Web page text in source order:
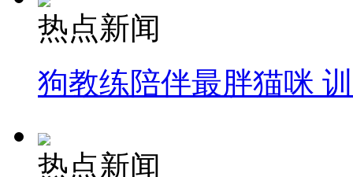
热点新闻
狗教练陪伴最胖猫咪
热点新闻